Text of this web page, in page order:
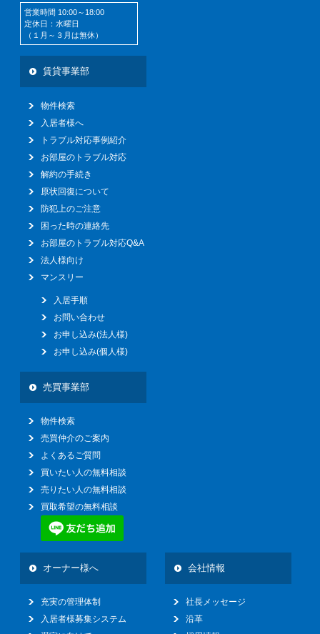
営業時間 10:00～18:00
定休日：水曜日
（１月～３月は無休）
賃貸事業部
物件検索
入居者様へ
トラブル対応事例紹介
お部屋のトラブル対応
解約の手続き
原状回復について
防犯上のご注意
困った時の連絡先
お部屋のトラブル対応Q&A
法人様向け
マンスリー
入居手順
お問い合わせ
お申し込み(法人様)
お申し込み(個人様)
売買事業部
物件検索
売買仲介のご案内
よくあるご質問
買いたい人の無料相談
売りたい人の無料相談
買取希望の無料相談
オーナー様へ
充実の管理体制
入居者様募集システム
会社情報
社長メッセージ
沿革